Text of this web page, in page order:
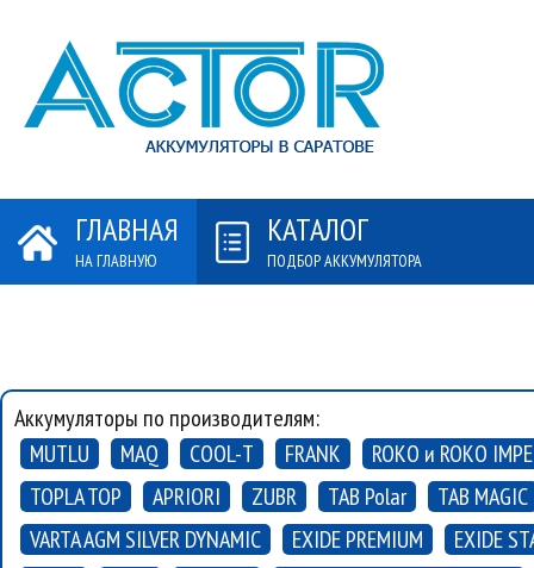
ГЛАВНАЯ
НА ГЛАВНУЮ
КАТАЛОГ
ПОДБОР АККУМУЛЯТОРА
Аккумуляторы по производителям:
MUTLU
MAQ COOL-T FRANK
ROKO и ROKO
TOPLA TOP
APRIORI ZUBR TAB Polar
TAB MAGIC
VARTA AGM SILVER DYNAMIC
EXIDE PREMIUM
EXIDE